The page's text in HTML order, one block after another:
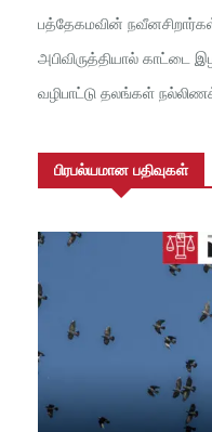
பத்தேகமவின்
அபிவிருத்தியால் காட்டை
வழிபாட்டு தலங்கள்
பிரபல்யமான பதிவுகள்